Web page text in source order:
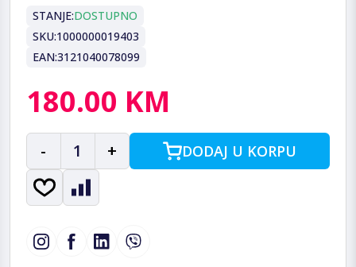
STANJE:DOSTUPNO
SKU:1000000019403
EAN:3121040078099
180.00 KM
- 1 + DODAJ U KORPU